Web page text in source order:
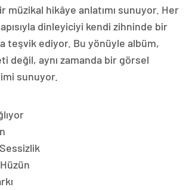
müzikal hikâye anlatımı sunuyor. Her
dinleyiciyi kendi zihninde bir
teşvik ediyor. Bu yönüyle albüm,
değil, aynı zamanda bir görsel
sunuyor.